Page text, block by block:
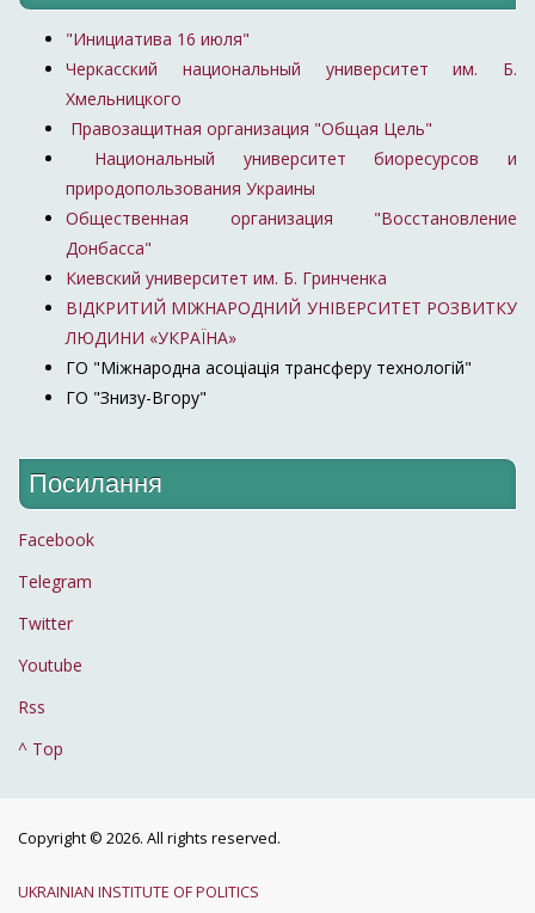
"Инициатива 16 июля"
Черкасский национальный университет им. Б.
Хмельницкого
Правозащитная организация "Общая Цель"
Национальный университет биоресурсов и
природопользования Украины
Общественная организация "Восстановление
Донбасса"
Киевский университет им. Б. Гринченка
ВІДКРИТИЙ МІЖНАРОДНИЙ УНІВЕРСИТЕТ РОЗВИТКУ
ЛЮДИНИ «УКРАЇНА»
ГО "Міжнародна асоціація трансферу технологій"
ГО "Знизу-Вгору"
Посилання
Facebook
Telegram
Twitter
Youtube
Rss
^ Top
Copyright © 2026. All rights reserved.
UKRAINIAN INSTITUTE OF POLITICS